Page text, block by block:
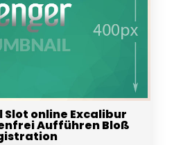
Slot online Excalibur
Aufführen Bloß